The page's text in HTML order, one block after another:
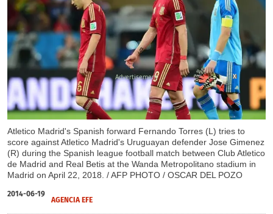
Atletico Madrid's Spanish forward Fernando Torres (L) tries to
score against Atletico Madrid's Uruguayan defender Jose Gimenez
(R) during the Spanish league football match between Club Atletico
de Madrid and Real Betis at the Wanda Metropolitano stadium in
Madrid on April 22, 2018. / AFP PHOTO / OSCAR DEL POZO
X
2014-06-19
AGENCIA EFE